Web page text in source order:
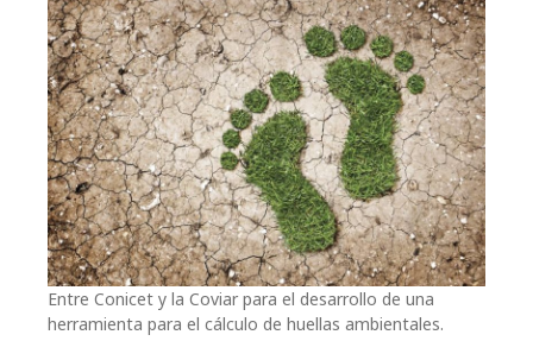
Entre Conicet y la Coviar para el desarrollo de una
herramienta para el cálculo de huellas ambientales.